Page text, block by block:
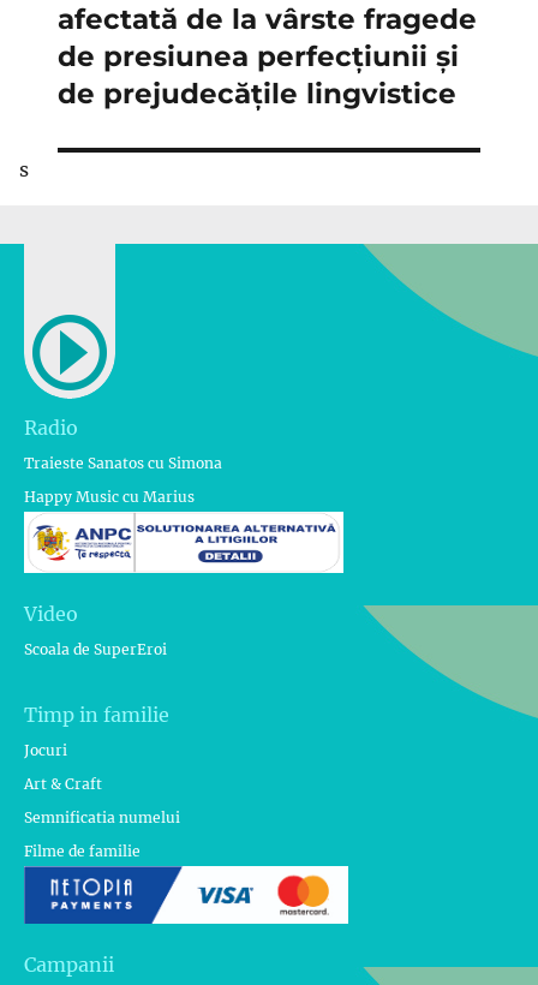
următor:
afectată de la vârste fragede
de presiunea perfecțiunii și
de prejudecățile lingvistice
s
Radio
Traieste Sanatos cu Simona
Happy Music cu Marius
Video
Scoala de SuperEroi
Timp in familie
Jocuri
Art & Craft
Semnificatia numelui
Filme de familie
Campanii